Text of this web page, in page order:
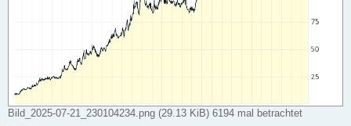
Bild_2025-07-21_230104234.png (29.13 KiB) 6194 mal betrachtet